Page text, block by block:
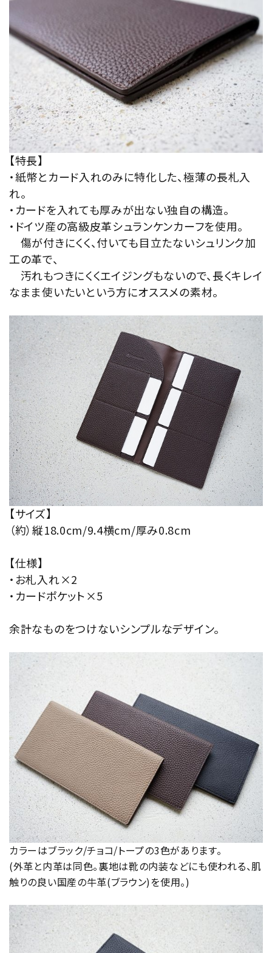
【特長】
・紙幣とカード入れのみに特化した、極薄の長札入
れ。
・カードを入れても厚みが出ない独自の構造。
・ドイツ産の高級皮革シュランケンカーフを使用。
傷が付きにくく、付いても目立たないシュリンク加
工の革で、
汚れもつきにくくエイジングもないので、長くキレイ
なまま使いたいという方にオススメの素材。
【サイズ】
（約）縦18.0cm/9.4横cm/厚み0.8cm
【仕様】
・お札入れ×2
・カードポケット×5
余計なものをつけないシンプルなデザイン。
カラーはブラック/チョコ/トープの3色があります。
(外革と内革は同色。裏地は靴の内装などにも使われる、肌
触りの良い国産の牛革(ブラウン)を使用。)